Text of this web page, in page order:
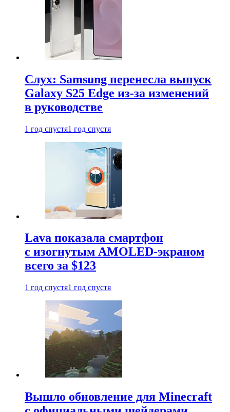
Слух: Samsung перенесла выпуск
Galaxy S25 Edge из-за изменений
в руководстве
1 год спустя1 год спустя
Lava показала смартфон
с изогнутым AMOLED-экраном
всего за $123
1 год спустя1 год спустя
Вышло обновление для Minecraft